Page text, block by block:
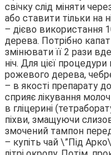
свічку слід міняти
або ставити тільки на
– дієво використання
дерева. Потрібно
змінювати її 2 рази
ніч. Для цієї
рожевого дерева,
– в якості препарату
сприяє лікування
в гліцерині
піхви, змащуючи
змочений тампон
– купіть чай \”Під